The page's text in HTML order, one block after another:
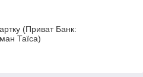
(Приват Банк:
Таїса)